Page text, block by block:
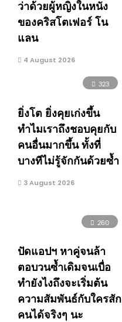
ว่าด้วยผู้หญิงในหนัง
ของคริสโตเฟอร์ โน
แลน
4 August 2026
323
ยิ่งโต ยิ่งคุยเก่งขึ้น
ทำไมเราถึงชอบคุยกับ
คนอื่นมากขึ้น ทั้งที่
บางทีไม่รู้จักกันด้วยซ้ำ
3 August 2026
260
ปัดแอปฯ หาคู่จนล้า
ตอบวนซ้ำเดิมจนเบื่อ
ทำยังไงถึงจะเริ่มต้น
ความสัมพันธ์กับใครสัก
คนได้จริงๆ นะ